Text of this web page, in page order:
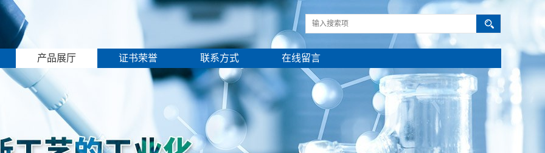
产品展厅 证书荣誉 联系方式 在线留言